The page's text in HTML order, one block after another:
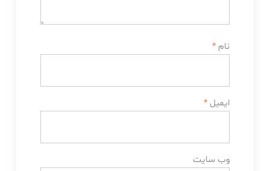
نام *
ایمیل *
وب‌ سایت